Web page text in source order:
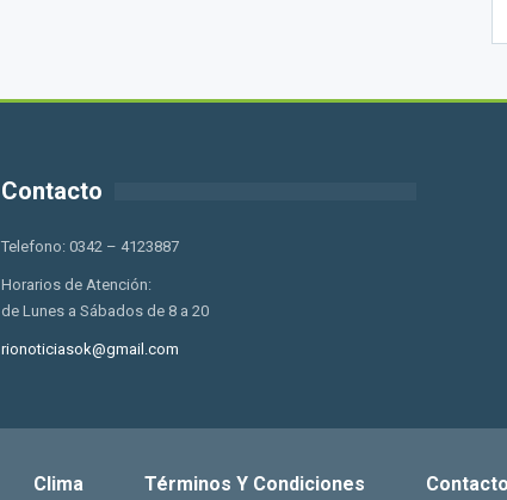
Contacto
Telefono: 0342 – 4123887
Horarios de Atención:
de Lunes a Sábados de 8 a 20
rionoticiasok@gmail.com
Clima Términos Y Condiciones Contacto